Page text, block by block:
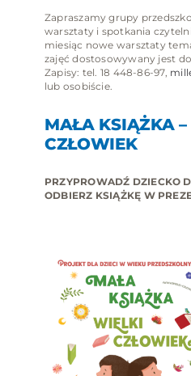
Zapraszamy grupy
warsztaty i spotkania
miesiąc nowe warsztaty
zajęć dostosowywany jest
Zapisy: tel. 18 448-86-97,
lub osobiście.
MAŁA KSIĄŻKA
CZŁOWIEK
PRZYPROWADŹ DZIECKO
ODBIERZ KSIĄŻKĘ W